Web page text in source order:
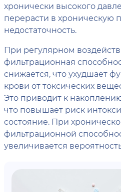
хронически высокого
перерасти в хроническую
недостаточность.
При регулярном
фильтрационная
снижается, что ухудшает
крови от токсических
Это приводит к
что повышает риск
состояние. При
фильтрационной
увеличивается